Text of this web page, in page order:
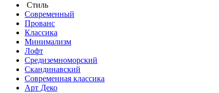
Стиль
Современный
Прованс
Классика
Минимализм
Лофт
Средиземноморский
Скандинавский
Современная классика
Арт Деко